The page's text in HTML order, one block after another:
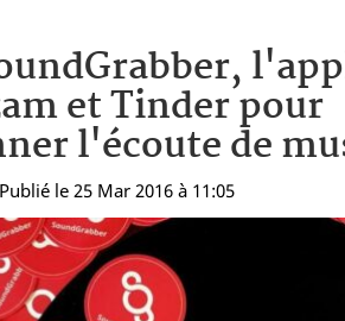
et Tinder pour
l'écoute de
le 25 Mar 2016 à 11:05